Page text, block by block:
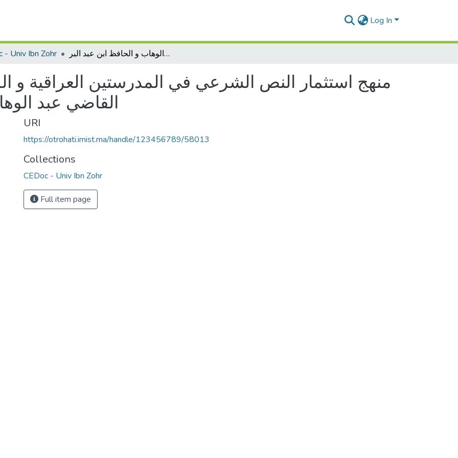
Log In
- Univ Ibn Zohr منهج استثمار النص الشرعي في المدرستين العراقية و المغربية دراسة مقارنة بين القاضي عبد الوهاب و الحافظ ابن عبد البر
منهج استثمار النص الشرعي في المدرستين العراقية و
القاضي عبد
URI
https://otrohati.imist.ma/handle/123456789/58013
Collections
CEDoc - Univ Ibn Zohr
Full item page